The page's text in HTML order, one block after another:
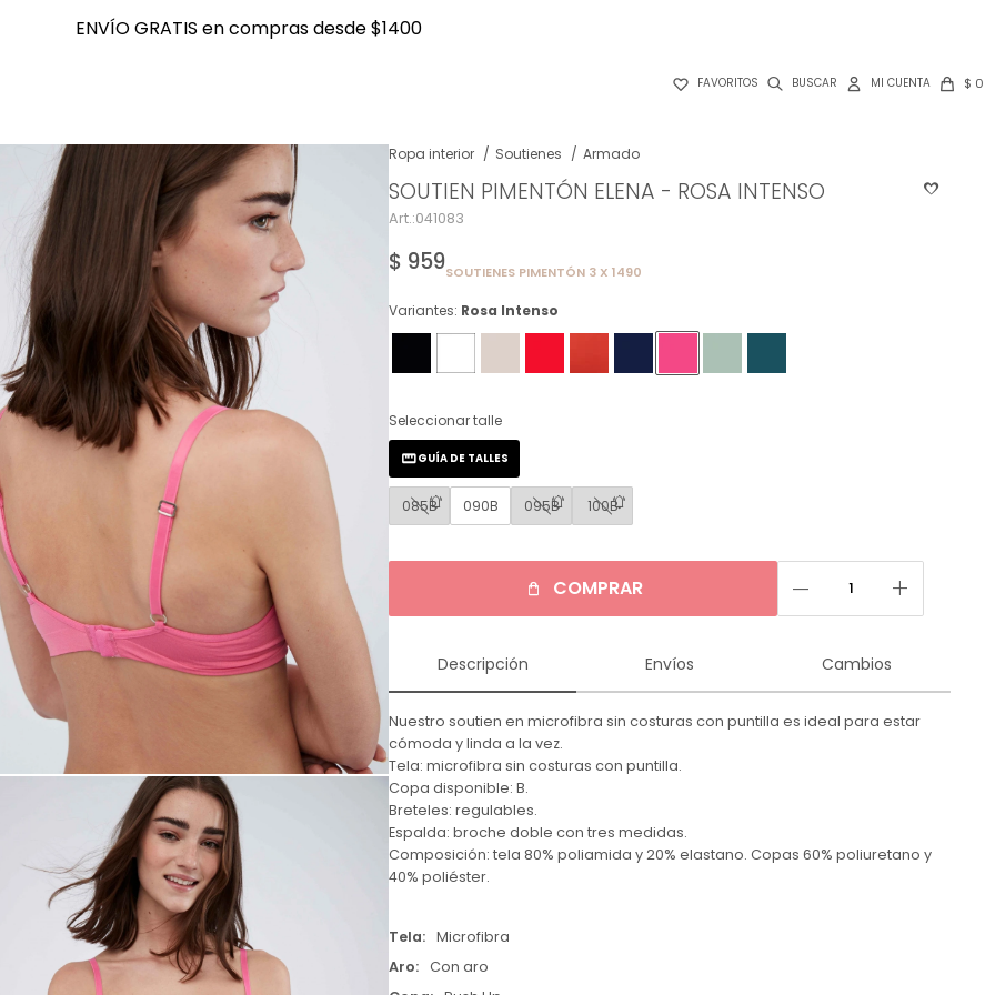
ENVÍO GRATIS en compras desde $1400
 FAVORITOS $ 0
ENVÍO GRATIS en compras desde $1400
Ropa interior Soutienes Armado
SOUTIEN PIMENTÓN ELENA - ROSA INTENSO
041083
$ 959SOUTIENES PIMENTÓN 3 X 1490
Variantes: Rosa Intenso
Seleccionar talle
085B 090B 095B 100B
GUÍA DE TALLES
COMPRAR remove add
Descripción Envíos Cambios
Nuestro soutien en microfibra sin costuras con puntilla es ideal para estar
cómoda y linda a la vez.
Tela: microfibra sin costuras con puntilla.
Copa disponible: B.
Breteles: regulables.
Espalda: broche doble con tres medidas.
Composición: tela 80% poliamida y 20% elastano. Copas 60% poliuretano y
40% poliéster.
Tela
Microfibra
Aro
Con aro
NOTIFICARME